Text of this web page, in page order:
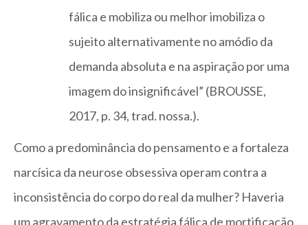
fálica e mobiliza ou melhor imobiliza o
sujeito alternativamente no amódio da
demanda absoluta e na aspiração por uma
imagem do insignificável” (BROUSSE,
2017, p. 34, trad. nossa.).
Como a predominância do pensamento e a fortaleza
narcísica da neurose obsessiva operam contra a
inconsistência do corpo do real da mulher? Haveria
um agravamento da estratégia fálica de mortificação